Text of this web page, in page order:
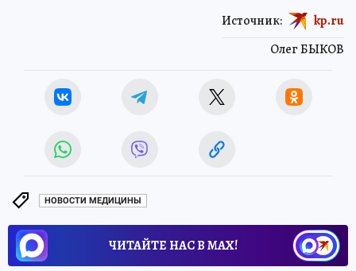
Олег БЫКОВ
Источник: kp.ru
НОВОСТИ МЕДИЦИНЫ
ЧИТАЙТЕ НАС В МАХ!